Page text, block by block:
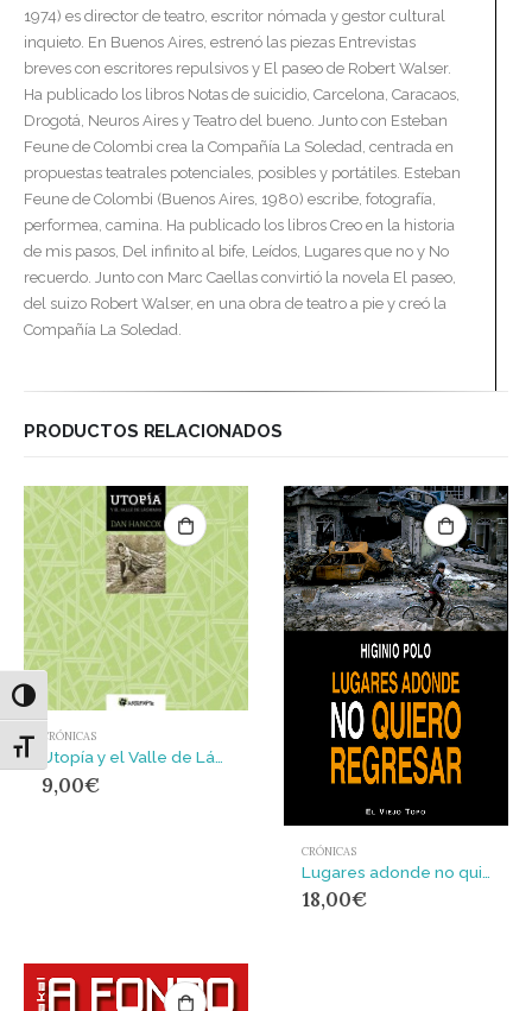
Alternar alto contraste
Alternar tamaño de letra
1974) es director de teatro, escritor nómada y gestor cultural
inquieto. En Buenos Aires, estrenó las piezas Entrevistas
breves con escritores repulsivos y El paseo de Robert Walser.
Ha publicado los libros Notas de suicidio, Carcelona, Caracaos,
Drogotá, Neuros Aires y Teatro del bueno. Junto con Esteban
Feune de Colombi crea la Compañía La Soledad, centrada en
propuestas teatrales potenciales, posibles y portátiles. Esteban
Feune de Colombi (Buenos Aires, 1980) escribe, fotografía,
performea, camina. Ha publicado los libros Creo en la historia
de mis pasos, Del infinito al bife, Leídos, Lugares que no y No
recuerdo. Junto con Marc Caellas convirtió la novela El paseo,
del suizo Robert Walser, en una obra de teatro a pie y creó la
Compañía La Soledad.
PRODUCTOS RELACIONADOS
CRÓNICAS
9,00€
CRÓNICAS
18,00€